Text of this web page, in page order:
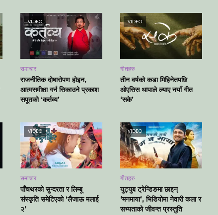
VIDEO
समाचार
राजनीतिक दोषारोपण होइन,
आत्मसमीक्षा गर्न सिकाउने प्रकाश
सपूतको ‘कर्तव्य’
VIDEO
गीतहरु
तीन वर्षको कडा मिहिनेतपछि
ओएसिस थापाले ल्याए नयाँ गीत
‘सके’
VIDEO
समाचार
पाँचथरको सुन्दरता र लिम्बू
संस्कृति समेटिएको ‘लैजाऊ मलाई
२’
VIDEO
गीतहरु
युट्युब ट्रेन्डिङमा छाइन्
‘मनमाया’, भिडियोमा नेवारी कला र
सभ्यताको जीवन्त प्रस्तुति